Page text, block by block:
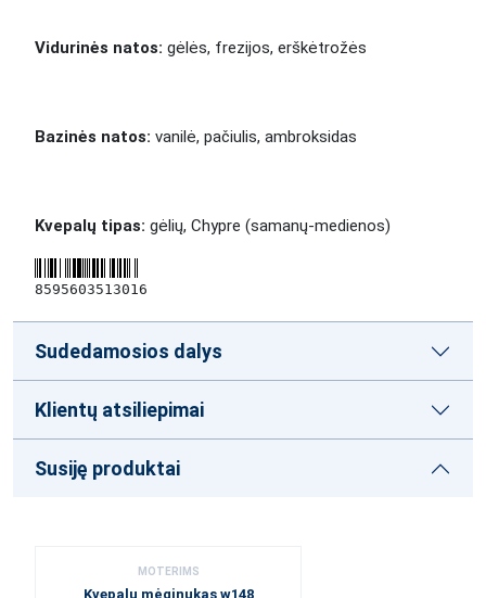
Vidurinės natos: gėlės, frezijos, erškėtrožės
Bazinės natos: vanilė, pačiulis, ambroksidas
Kvepalų tipas: gėlių, Chypre (samanų-medienos)
8595603513016
Sudedamosios dalys
Klientų atsiliepimai
Susiję produktai
MOTERIMS
Kvepalų mėginukas w148